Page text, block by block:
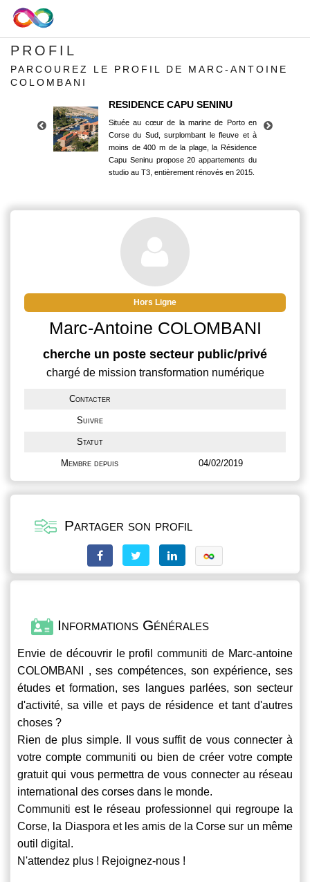
PROFIL
PARCOUREZ LE PROFIL DE MARC-ANTOINE
COLOMBANI
RESIDENCE CAPU SENINU
Située au cœur de la marine de Porto en
Corse du Sud, surplombant le fleuve et à
moins de 400 m de la plage, la Résidence
Capu Seninu propose 20 appartements du
studio au T3, entièrement rénovés en 2015.
Corse du Sud, surplombant le fleuve et à
moins de 400 m de la plage, la Résidence
Capu Seninu propose 20 appartements du
studio au T3, entièrement rénovés en 2015.
Hors Ligne
Marc-Antoine COLOMBANI
cherche un poste secteur public/privé
chargé de mission transformation numérique
Contacter
Suivre
Statut
Membre depuis 04/02/2019
Partager son profil
Informations Générales
Envie de découvrir le profilcommuniti de Marc-antoine
COLOMBANI , ses compétences, son expérience, ses
études et formation, ses langues parlées, son secteur
d'activité, sa ville et pays de résidence et tant d'autres
choses ?
Rien de plus simple. Il vous suffit de vous connecter à
votre compte communiti ou bien de créer votre compte
gratuit qui vous permettra de vous connecter au réseau
international des corses dans le monde.
Communiti est le réseau professionnel qui regroupe la
Corse, la Diaspora et les amis de la Corse sur un même
outil digital.
N'attendez plus ! Rejoignez-nous !